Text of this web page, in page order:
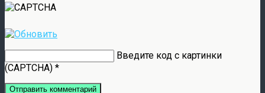
Введите код с картинки
(CAPTCHA) *